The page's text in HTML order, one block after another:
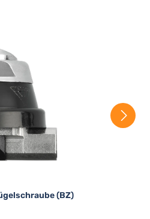
(BZ)